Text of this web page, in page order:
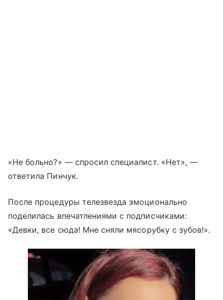
«Не больно?» — спросил специалист. «Нет», —
ответила Пинчук.
После процедуры телезвезда эмоционально
поделилась впечатлениями с подписчиками:
«Девки, все сюда! Мне сняли мясорубку с зубов!».